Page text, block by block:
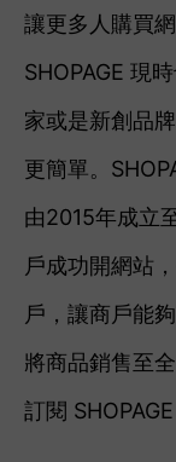
讓更多人購買
SHOPAGE 現
家或是新創品
更簡單。
由2015年成立
戶成功開網站
戶，讓商戶能
將商品銷售至
訂閱